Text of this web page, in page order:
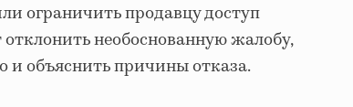
ограничить продавцу доступ
необоснованную жалобу,
и объяснить причины отказа.